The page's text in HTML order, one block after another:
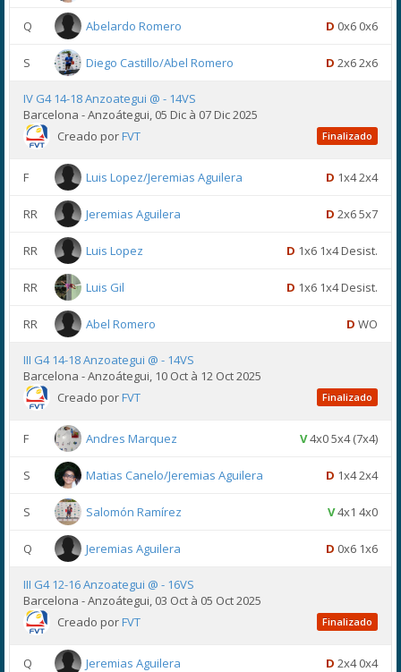
Q Abelardo Romero D 0x6 0x6
S Diego Castillo/Abel Romero D 2x6 2x6
IV G4 14-18 Anzoategui @ - 14VS
Barcelona - Anzoátegui, 05 Dic à 07 Dic 2025
Creado porFVT Finalizado
F Luis Lopez/Jeremias Aguilera D 1x4 2x4
RR Jeremias Aguilera D 2x6 5x7
RR Luis Lopez D 1x6 1x4 Desist.
RR Luis Gil D 1x6 1x4 Desist.
RR Abel Romero D WO
III G4 14-18 Anzoategui @ - 14VS
Barcelona - Anzoátegui, 10 Oct à 12 Oct 2025
Creado porFVT Finalizado
F Andres Marquez V4x0 5x4 (7x4)
S Matias Canelo/Jeremias Aguilera D 1x4 2x4
S Salomón Ramírez V4x1 4x0
Q Jeremias Aguilera D 0x6 1x6
III G4 12-16 Anzoategui @ - 16VS
Barcelona - Anzoátegui, 03 Oct à 05 Oct 2025
Creado porFVT Finalizado
Q Jeremias Aguilera D 2x4 0x4